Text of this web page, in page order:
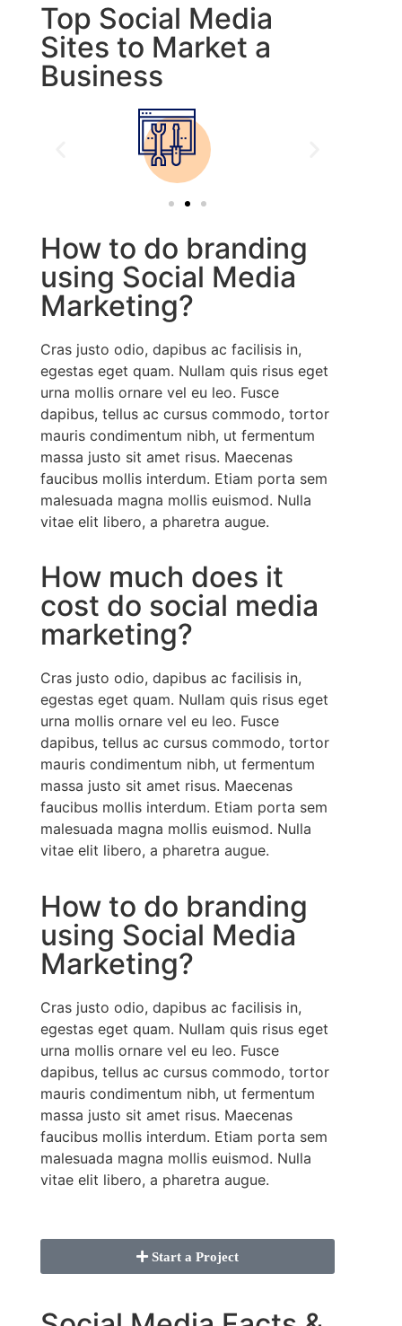
Top Social Media
Sites to Market a
Business
How to do branding
using Social Media
Marketing?
Cras justo odio, dapibus ac facilisis in,
egestas eget quam. Nullam quis risus eget
urna mollis ornare vel eu leo. Fusce
dapibus, tellus ac cursus commodo, tortor
mauris condimentum nibh, ut fermentum
massa justo sit amet risus. Maecenas
faucibus mollis interdum. Etiam porta sem
malesuada magna mollis euismod. Nulla
vitae elit libero, a pharetra augue.
How much does it
cost do social media
marketing?
Cras justo odio, dapibus ac facilisis in,
egestas eget quam. Nullam quis risus eget
urna mollis ornare vel eu leo. Fusce
dapibus, tellus ac cursus commodo, tortor
mauris condimentum nibh, ut fermentum
massa justo sit amet risus. Maecenas
faucibus mollis interdum. Etiam porta sem
malesuada magna mollis euismod. Nulla
vitae elit libero, a pharetra augue.
How to do branding
using Social Media
Marketing?
Cras justo odio, dapibus ac facilisis in,
egestas eget quam. Nullam quis risus eget
urna mollis ornare vel eu leo. Fusce
dapibus, tellus ac cursus commodo, tortor
mauris condimentum nibh, ut fermentum
massa justo sit amet risus. Maecenas
faucibus mollis interdum. Etiam porta sem
malesuada magna mollis euismod. Nulla
vitae elit libero, a pharetra augue.
Start a Project